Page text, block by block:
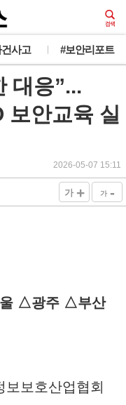
사고 #보안리포트
대응”...
보안교육 실
2026-05-07 15:11
가 + 가 -
△광주 △부산
보호산업협회